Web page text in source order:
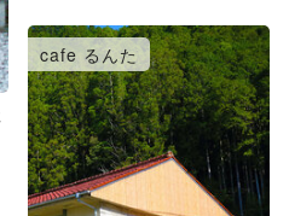
cafe るんた